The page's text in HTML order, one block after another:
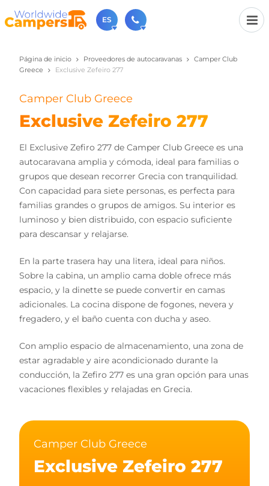
ES
+31 030-6974964
Contáctenos (de lunes a viernes de 09:00h a 17:30h).
sales@worldwidecampers.com
También puede contactarnos por email.
Página de inicio Proveedores de autocaravanas
Camper Club
Greece
Exclusive Zefeiro 277
Camper Club Greece
Exclusive Zefeiro 277
El Exclusive Zefiro 277 de Camper Club Greece es una
autocaravana amplia y cómoda, ideal para familias o
grupos que desean recorrer Grecia con tranquilidad.
Con capacidad para siete personas, es perfecta para
familias grandes o grupos de amigos. Su interior es
luminoso y bien distribuido, con espacio suficiente
para descansar y relajarse.
En la parte trasera hay una litera, ideal para niños.
Sobre la cabina, un amplio cama doble ofrece más
espacio, y la dinette se puede convertir en camas
adicionales. La cocina dispone de fogones, nevera y
fregadero, y el baño cuenta con ducha y aseo.
Con amplio espacio de almacenamiento, una zona de
estar agradable y aire acondicionado durante la
conducción, la Zefiro 277 es una gran opción para unas
vacaciones flexibles y relajadas en Grecia.
Camper Club Greece
Exclusive Zefeiro 277